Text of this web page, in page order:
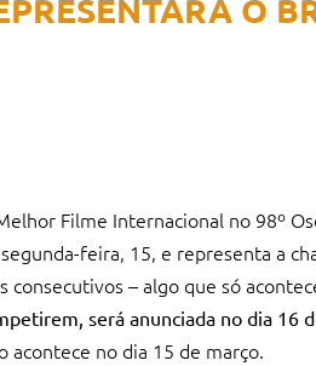
O
Filme Internacional no 98º
feira, 15, e representa a
– algo que só
será anunciada no dia 16
acontece no dia 15 de março.